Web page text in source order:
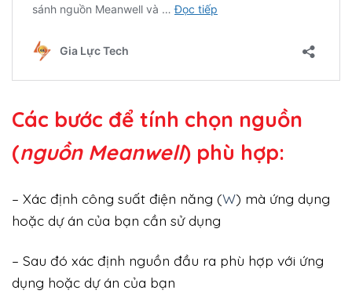
Các bước để tính chọn nguồn
(nguồn Meanwell) phù hợp:
– Xác định công suất điện năng (W) mà ứng dụng
hoặc dự án của bạn cần sử dụng
– Sau đó xác định nguồn đầu ra phù hợp với ứng
dụng hoặc dự án của bạn